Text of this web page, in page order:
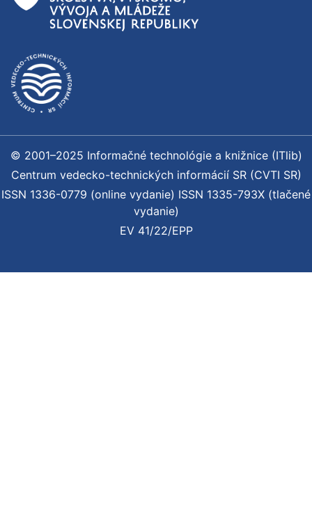
© 2001–2025 Informačné technológie a knižnice (ITlib)
Centrum vedecko-technických informácií SR (CVTI SR)
ISSN 1336-0779 (online vydanie) ISSN 1335-793X (tlačené
vydanie)
EV 41/22/EPP